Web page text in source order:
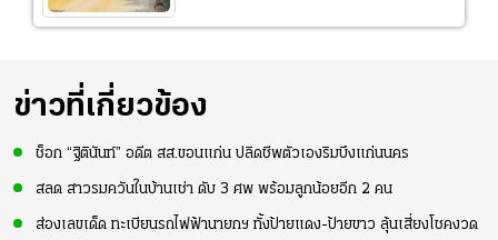
ข่าวที่เกี่ยวข้อง
ช็อก “ฐิตินันท์” อดีต สส.ขอนแก่น ปลิดชีพตัวเองริมบึงแก่นนคร
สลด สาวรมควันในบ้านเช่า ดับ 3 ศพ พร้อมลูกน้อยอีก 2 คน
ส่องเลขเด็ด ทะเบียนรถไฟฟ้านายกฯ ทั้งป้ายแดง-ป้ายขาว ลุ้นเสี่ยงโชคงวด